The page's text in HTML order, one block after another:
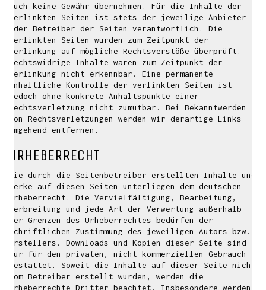
auch keine Gewähr übernehmen. Für die Inhalte der
verlinkten Seiten ist stets der jeweilige Anbieter
oder Betreiber der Seiten verantwortlich. Die
verlinkten Seiten wurden zum Zeitpunkt der
Verlinkung auf mögliche Rechtsverstöße überprüft.
Rechtswidrige Inhalte waren zum Zeitpunkt der
Verlinkung nicht erkennbar. Eine permanente
inhaltliche Kontrolle der verlinkten Seiten ist
jedoch ohne konkrete Anhaltspunkte einer
Rechtsverletzung nicht zumutbar. Bei Bekanntwerden
von Rechtsverletzungen werden wir derartige Links
umgehend entfernen.
URHEBERRECHT
Die durch die Seitenbetreiber erstellten Inhalte und
Werke auf diesen Seiten unterliegen dem deutschen
Urheberrecht. Die Vervielfältigung, Bearbeitung,
Verbreitung und jede Art der Verwertung außerhalb
der Grenzen des Urheberrechtes bedürfen der
schriftlichen Zustimmung des jeweiligen Autors bzw.
Erstellers. Downloads und Kopien dieser Seite sind
nur für den privaten, nicht kommerziellen Gebrauch
gestattet. Soweit die Inhalte auf dieser Seite nicht
vom Betreiber erstellt wurden, werden die
Urheberrechte Dritter beachtet. Insbesondere werden